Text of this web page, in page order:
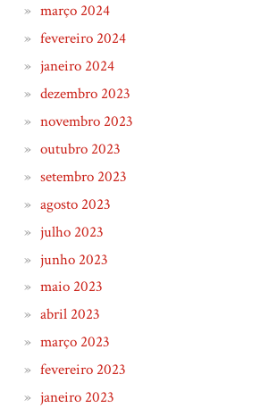
março 2024
fevereiro 2024
janeiro 2024
dezembro 2023
novembro 2023
outubro 2023
setembro 2023
agosto 2023
julho 2023
junho 2023
maio 2023
abril 2023
março 2023
fevereiro 2023
janeiro 2023